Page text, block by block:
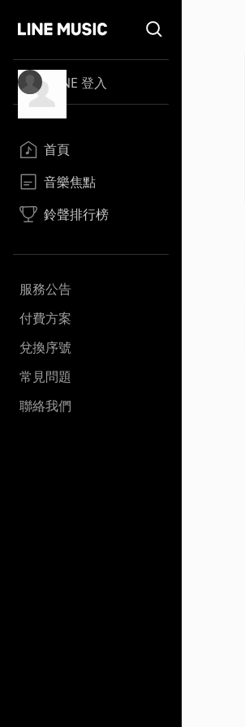
LINE 登入
首頁
音樂焦點
鈴聲排行榜
服務公告
付費方案
兌換序號
常見問題
聯絡我們